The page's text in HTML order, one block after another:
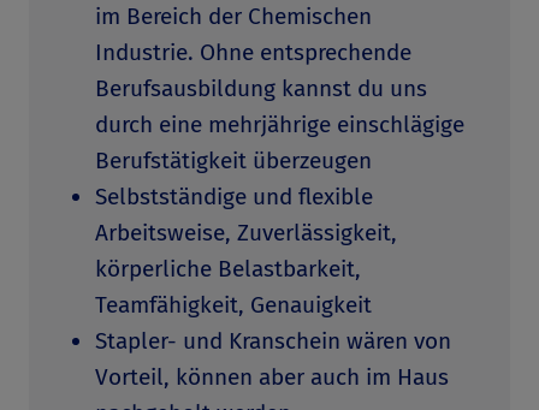
im Bereich der Chemischen
Industrie. Ohne entsprechende
Berufsausbildung kannst du uns
durch eine mehrjährige einschlägige
Berufstätigkeit überzeugen
Selbstständige und flexible
Arbeitsweise, Zuverlässigkeit,
körperliche Belastbarkeit,
Teamfähigkeit, Genauigkeit
Stapler- und Kranschein wären von
Vorteil, können aber auch im Haus